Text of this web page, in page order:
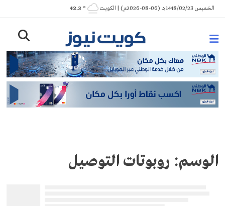
Skip
to
الخميس 1448/02/23هـ (06-08-2026م) | الكويت ° 42.3
الوسم: روبوتات التوصيل